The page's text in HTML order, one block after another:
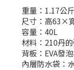
重量：1.17公
尺寸：高63×
容量：40L
材料：210丹
背板：EVA發
內層防水袋：